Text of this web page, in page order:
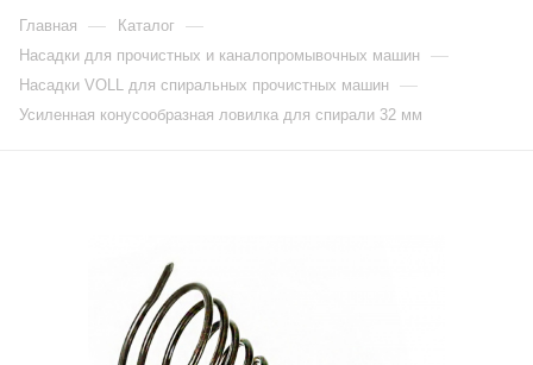
Главная — Каталог —
Насадки для прочистных и каналопромывочных машин —
Насадки VOLL для спиральных прочистных машин —
Усиленная конусообразная ловилка для спирали 32 мм